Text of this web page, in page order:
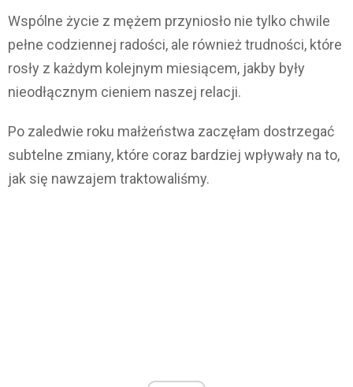
Wspólne życie z mężem przyniosło nie tylko chwile
pełne codziennej radości, ale również trudności, które
rosły z każdym kolejnym miesiącem, jakby były
nieodłącznym cieniem naszej relacji.
Po zaledwie roku małżeństwa zaczęłam dostrzegać
subtelne zmiany, które coraz bardziej wpływały na to,
jak się nawzajem traktowaliśmy.